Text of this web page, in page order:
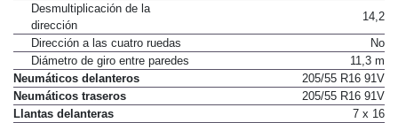
Desmultiplicación de la
dirección
14,2
Dirección a las cuatro ruedas
No
Diámetro de giro entre paredes
11,3 m
Neumáticos delanteros
205/55 R16 91V
Neumáticos traseros
205/55 R16 91V
Llantas delanteras
7 x 16